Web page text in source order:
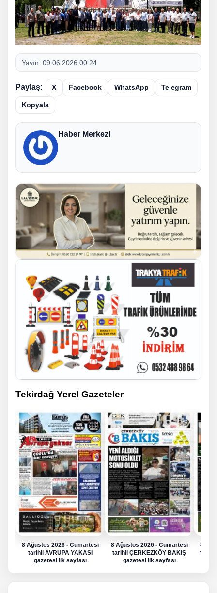
Yayın: 09.06.2026 00:24
Paylaş: X Facebook WhatsApp Telegram
Kopyala
Haber Merkezi
Tekirdağ Yerel Gazeteler
8 Ağustos 2026 - Cumartesi
tarihli AVRUPA YAKASI
gazetesi ilk sayfası
8 Ağustos 2026 - Cumartesi
tarihli ÇERKEZKÖY BAKIŞ
gazetesi ilk sayfası
8
tarihli